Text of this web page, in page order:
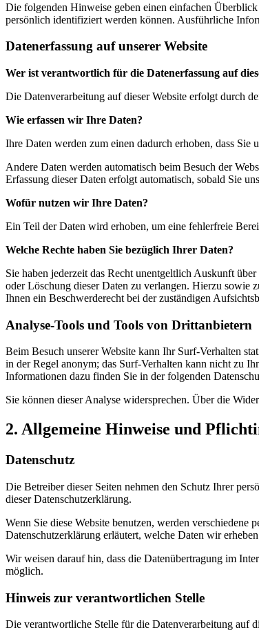
Die folgenden Hinweise geben einen einfachen
persönlich identifiziert werden können. Ausführliche
Datenerfassung auf unserer Website
Wer ist verantwortlich für die Datenerfassung auf
Die Datenverarbeitung auf dieser Website erfolgt durch
Wie erfassen wir Ihre Daten?
Ihre Daten werden zum einen dadurch erhoben, dass
Andere Daten werden automatisch beim Besuch der
Erfassung dieser Daten erfolgt automatisch, sobald Sie
Wofür nutzen wir Ihre Daten?
Ein Teil der Daten wird erhoben, um eine fehlerfreie
Welche Rechte haben Sie bezüglich Ihrer Daten?
Sie haben jederzeit das Recht unentgeltlich Auskunft
oder Löschung dieser Daten zu verlangen. Hierzu sowie
Ihnen ein Beschwerderecht bei der zuständigen
Analyse-Tools und Tools von Drittanbietern
Beim Besuch unserer Website kann Ihr Surf-Verhalten
in der Regel anonym; das Surf-Verhalten kann nicht zu
Informationen dazu finden Sie in der folgenden
Sie können dieser Analyse widersprechen. Über die
2. Allgemeine Hinweise und
Datenschutz
Die Betreiber dieser Seiten nehmen den Schutz Ihrer
dieser Datenschutzerklärung.
Wenn Sie diese Website benutzen, werden
Datenschutzerklärung erläutert, welche Daten wir
Wir weisen darauf hin, dass die Datenübertragung im
möglich.
Hinweis zur verantwortlichen Stelle
Die verantwortliche Stelle für die Datenverarbeitung auf